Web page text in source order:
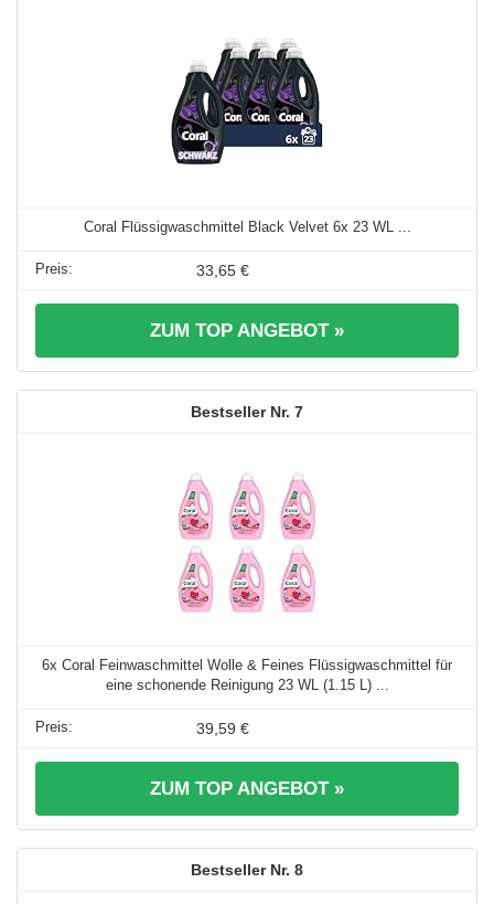
Coral Flüssigwaschmittel Black Velvet 6x 23 WL ...
33,65 €
ZUM TOP ANGEBOT »
7
6x Coral Feinwaschmittel Wolle & Feines Flüssigwaschmittel für
eine schonende Reinigung 23 WL (1.15 L) ...
39,59 €
ZUM TOP ANGEBOT »
8